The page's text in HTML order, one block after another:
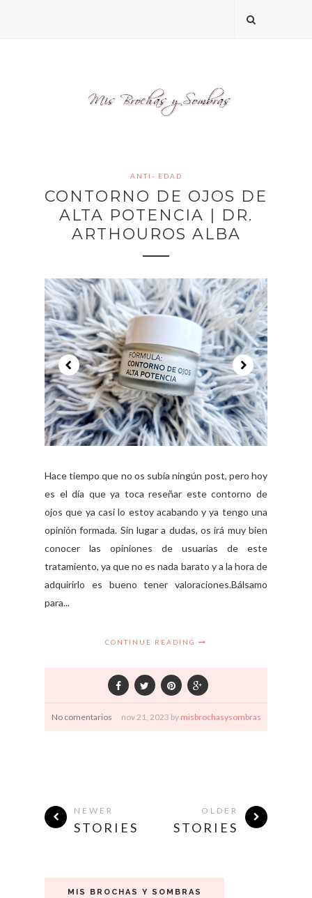
ANTI- EDAD
CONTORNO DE OJOS DE
ALTA POTENCIA | DR.
ARTHOUROS ALBA
Hace tiempo que no os subía ningún post, pero hoy
es el día que ya toca reseñar este contorno de
ojos que ya casi lo estoy acabando y ya tengo una
opinión formada. Sin lugar a dudas, os irá muy bien
conocer las opiniones de usuarias de este
tratamiento, ya que no es nada barato y a la hora de
adquirirlo es bueno tener valoraciones.Bálsamo
para...
CONTINUE READING
No comentarios nov21, 2023 by misbrochasysombras
NEWER
STORIES
OLDER
STORIES
MIS BROCHAS Y SOMBRAS